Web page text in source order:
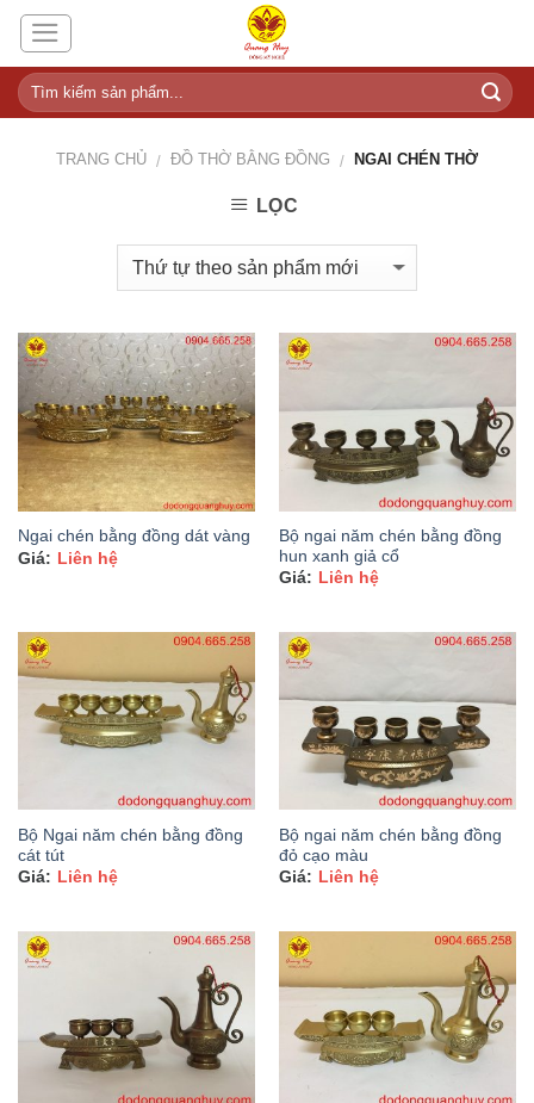
Skip
content
TRANG CHỦ / ĐỒ THỜ BẰNG ĐỒNG / NGAI CHÉN THỜ
LỌC
Ngai chén bằng đồng dát vàng
Liên hệ
Bộ ngai năm chén bằng đồng
hun xanh giả cổ
Liên hệ
Bộ Ngai năm chén bằng đồng
cát tút
Liên hệ
Bộ ngai năm chén bằng đồng
đỏ cạo màu
Liên hệ